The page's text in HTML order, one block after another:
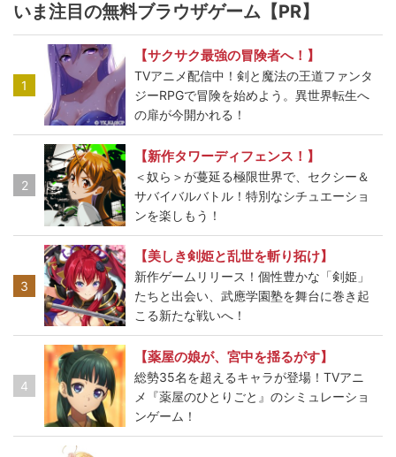
いま注目の無料ブラウザゲーム【PR】
1
【サクサク最強の冒険者へ！】
TVアニメ配信中！剣と魔法の王道ファンタ
ジーRPGで冒険を始めよう。異世界転生へ
の扉が今開かれる！
2
【新作タワーディフェンス！】
＜奴ら＞が蔓延る極限世界で、セクシー＆
サバイバルバトル！特別なシチュエーショ
ンを楽しもう！
3
【美しき剣姫と乱世を斬り拓け】
新作ゲームリリース！個性豊かな「剣姫」
たちと出会い、武應学園塾を舞台に巻き起
こる新たな戦いへ！
4
【薬屋の娘が、宮中を揺るがす】
総勢35名を超えるキャラが登場！TVアニ
メ『薬屋のひとりごと』のシミュレーショ
ンゲーム！